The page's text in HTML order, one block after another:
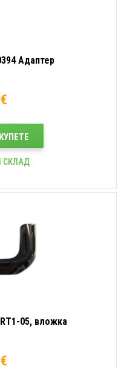
Адаптер
КУПЕТЕ
СКЛАД
05, вложка